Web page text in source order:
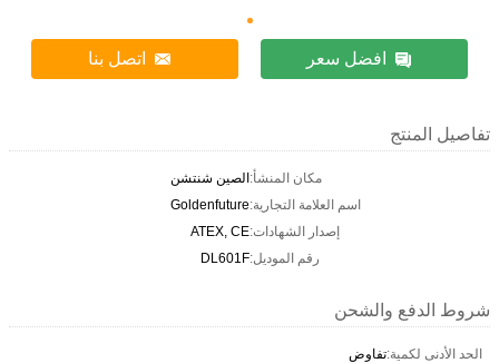
افضل سعر اتصل بنا
تفاصيل المنتج
مكان المنشأ:الصين شنتشن
اسم العلامة التجارية:Goldenfuture
إصدار الشهادات:ATEX, CE
رقم الموديل:DL601F
شروط الدفع والشحن
الحد الأدنى لكمية:تفاوض